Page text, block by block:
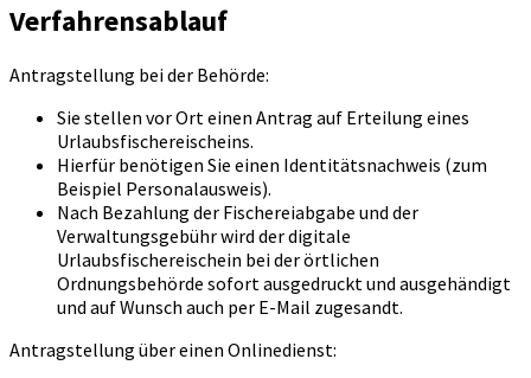
Verfahrensablauf
Antragstellung bei der Behörde:
Sie stellen vor Ort einen Antrag auf Erteilung eines
Urlaubsfischereischeins.
Hierfür benötigen Sie einen Identitätsnachweis (zum
Beispiel Personalausweis).
Nach Bezahlung der Fischereiabgabe und der
Verwaltungsgebühr wird der digitale
Urlaubsfischereischein bei der örtlichen
Ordnungsbehörde sofort ausgedruckt und ausgehändigt
und auf Wunsch auch per E-Mail zugesandt.
Antragstellung über einen Onlinedienst: